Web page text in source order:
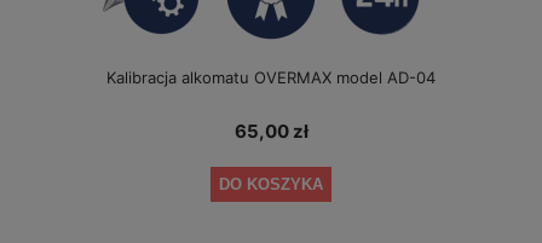
Kalibracja alkomatu OVERMAX model AD-04
65,00 zł
DO KOSZYKA